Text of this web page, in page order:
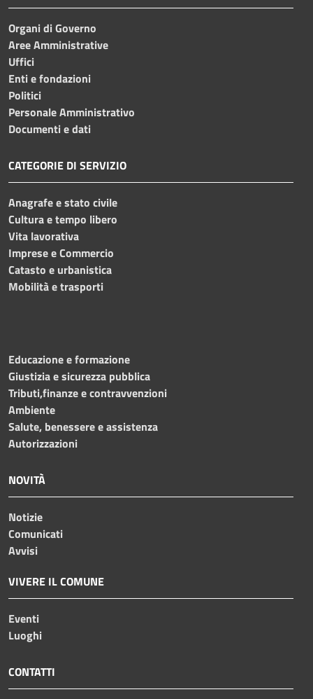
Organi di Governo
Aree Amministrative
Uffici
Enti e fondazioni
Politici
Personale Amministrativo
Documenti e dati
CATEGORIE DI SERVIZIO
Anagrafe e stato civile
Cultura e tempo libero
Vita lavorativa
Imprese e Commercio
Catasto e urbanistica
Mobilità e trasporti
Educazione e formazione
Giustizia e sicurezza pubblica
Tributi,finanze e contravvenzioni
Ambiente
Salute, benessere e assistenza
Autorizzazioni
NOVITÀ
Notizie
Comunicati
Avvisi
VIVERE IL COMUNE
Eventi
Luoghi
CONTATTI